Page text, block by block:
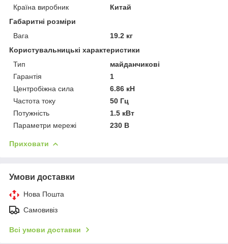
Країна виробник
Китай
Габаритні розміри
Вага
19.2 кг
Користувальницькі характеристики
Тип
майданчикові
Гарантія
1
Центробіжна сила
6.86 кН
Частота току
50 Гц
Потужність
1.5 кВт
Параметри мережі
230 В
Приховати
Умови доставки
Нова Пошта
Самовивіз
Всі умови доставки